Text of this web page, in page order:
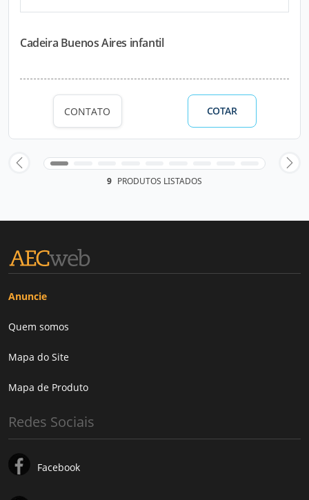
Cadeira Buenos Aires infantil
CONTATO COTAR
9 PRODUTOS LISTADOS
Anuncie
Quem somos
Mapa do Site
Mapa de Produto
Redes Sociais
Facebook